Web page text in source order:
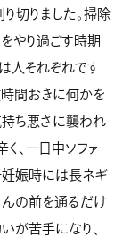
切りました。掃除
やり過ごす時期
人それぞれです
間おきに何かを
持ち悪さに襲われ
、一日中ソファ
妊娠時には長ネギ
んの前を通るだけ
が苦手になり、